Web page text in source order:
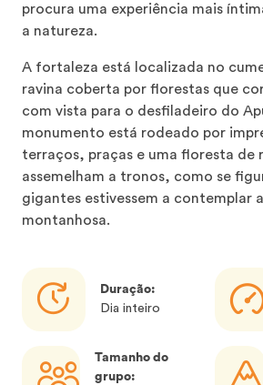
procura uma experiência mais
a natureza.
A fortaleza está localizada no
ravina coberta por florestas que
com vista para o desfiladeiro do
monumento está rodeado por
terraços, praças e uma floresta de
assemelham a tronos, como se
gigantes estivessem a contemplar
montanhosa.
Duração:
Dia inteiro
Tamanho do
grupo: